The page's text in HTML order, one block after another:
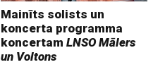
Mainīts solists un
koncerta programma
koncertamLNSO Mālers
un Voltons